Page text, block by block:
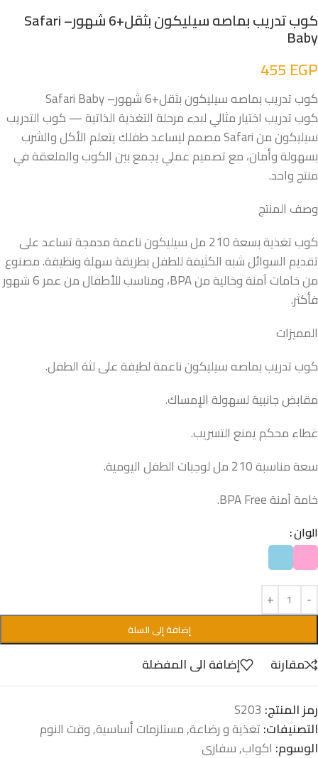
كوب تدريب بماصه سيليكون بثقل+6 شهور– Safari
Baby
455EGP
كوب تدريب بماصه سيليكون بثقل+6 شهور– Safari Baby
كوب تدريب اختيار مثالي لبدء مرحلة التغذية الذاتية — كوب التدريب
سيليكون من Safari مصمم ليساعد طفلك يتعلم الأكل والشرب
بسهولة وأمان، مع تصميم عملي يجمع بين الكوب والملعقة في
منتج واحد.
وصف المنتج
كوب تغذية بسعة 210 مل سيليكون ناعمة مدمجة تساعد على
تقديم السوائل شبه الكثيفة للطفل بطريقة سهلة ونظيفة. مصنوع
من خامات آمنة وخالية من BPA، ومناسب للأطفال من عمر 6 شهور
فأكثر.
المميزات
كوب تدريب بماصه سيليكون ناعمة لطيفة على لثة الطفل.
مقابض جانبية لسهولة الإمساك.
غطاء محكم يمنع التسريب.
سعة مناسبة 210 مل لوجبات الطفل اليومية.
خامة آمنة BPA Free.
الوان
إضافة إلى السلة
مقارنة
إضافة الى المفضلة
رمز المنتج: S203
التصنيفات:تغذية و رضاعة,مستلزمات أساسية,وقت النوم
الوسوم: اكواب,سفارى